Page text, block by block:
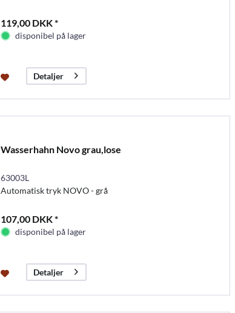
119,00 DKK *
disponibel på lager
Detaljer
Wasserhahn Novo grau,lose
63003L
Automatisk tryk NOVO - grå
107,00 DKK *
disponibel på lager
Detaljer